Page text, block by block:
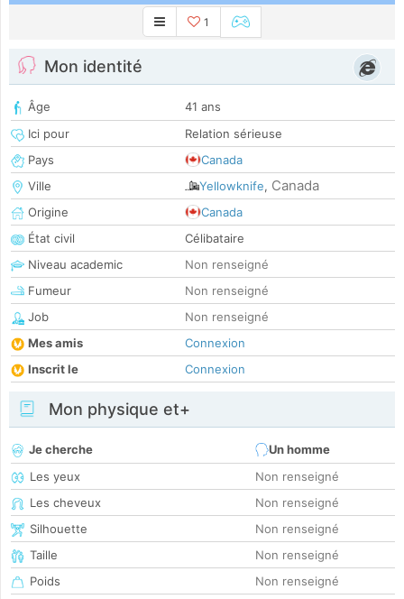
1
Mon identité
Âge
41 ans
Ici pour
Relation sérieuse
Pays
Canada
Ville
Yellowknife, Canada
Origine
Canada
État civil
Célibataire
Niveau academic
Non renseigné
Fumeur
Non renseigné
Job
Non renseigné
Mes amis
Connexion
Inscrit le
Connexion
Mon physique et+
Je cherche
Un homme
Les yeux
Non renseigné
Les cheveux
Non renseigné
Silhouette
Non renseigné
Taille
Non renseigné
Poids
Non renseigné